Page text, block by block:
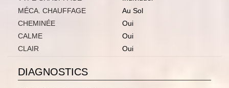
MÉCA. CHAUFFAGE
Au Sol
CHEMINÉE
Oui
CALME
Oui
CLAIR
Oui
DIAGNOSTICS